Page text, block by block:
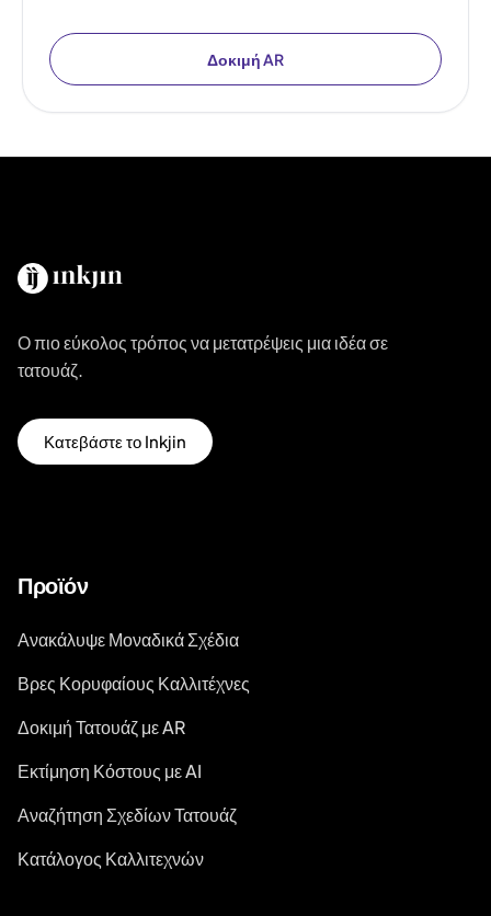
Δοκιμή AR
Ο πιο εύκολος τρόπος να μετατρέψεις μια ιδέα σε
τατουάζ.
Κατεβάστε το Inkjin
Προϊόν
Ανακάλυψε Μοναδικά Σχέδια
Βρες Κορυφαίους Καλλιτέχνες
Δοκιμή Τατουάζ με AR
Εκτίμηση Κόστους με AI
Αναζήτηση Σχεδίων Τατουάζ
Κατάλογος Καλλιτεχνών